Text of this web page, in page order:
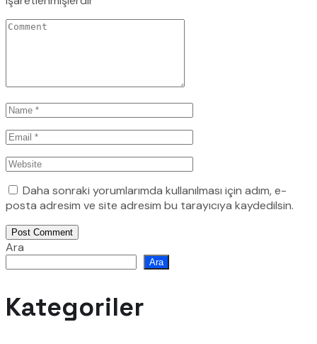
Daha sonraki yorumlarımda kullanılması için adım, e-
posta adresim ve site adresim bu tarayıcıya kaydedilsin.
Post Comment
Ara
Ara
Kategoriler